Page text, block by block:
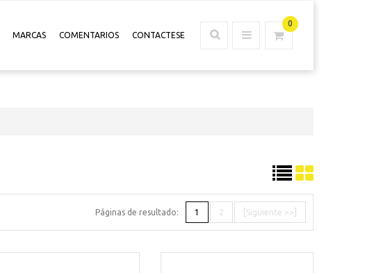
MARCAS COMENTARIOS CONTACTESE
0
1 2 [Siguiente >>]
Páginas de resultado: